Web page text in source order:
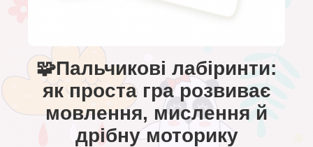
🧩Пальчикові лабіринти:
як проста гра розвиває
мовлення, мислення й
дрібну моторику